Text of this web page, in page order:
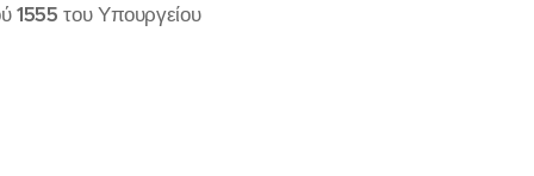
1555 του Υπουργείου